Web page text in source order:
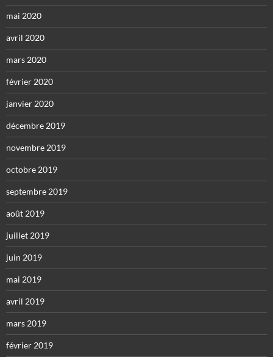
mai 2020
avril 2020
mars 2020
février 2020
janvier 2020
décembre 2019
novembre 2019
octobre 2019
septembre 2019
août 2019
juillet 2019
juin 2019
mai 2019
avril 2019
mars 2019
février 2019